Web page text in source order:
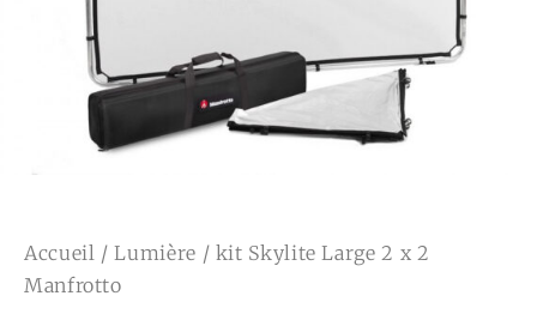
Accueil /Lumière / kit Skylite Large 2 x 2
Manfrotto